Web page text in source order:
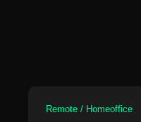
Remote / Homeoffice